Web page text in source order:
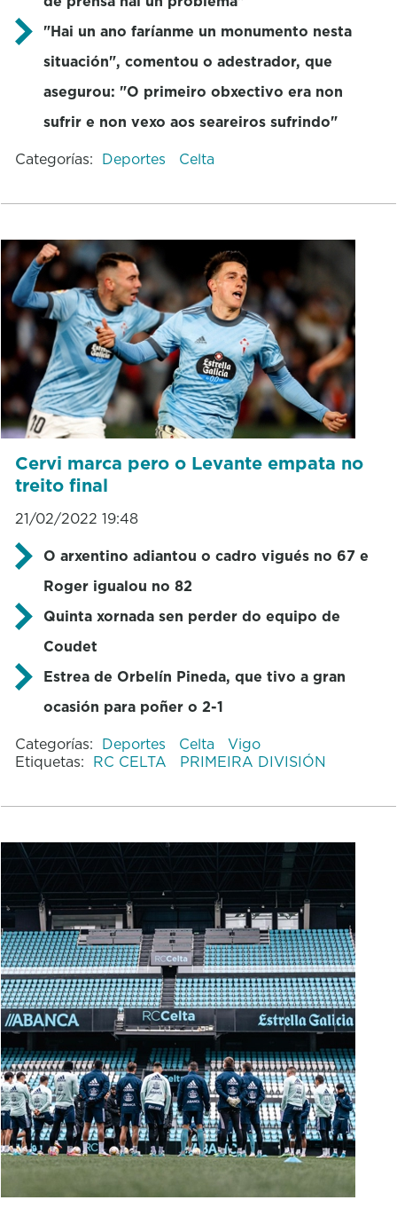
"Hai un ano faríanme un monumento nesta
situación", comentou o adestrador, que
asegurou: "O primeiro obxectivo era non
sufrir e non vexo aos seareiros sufrindo"
Categorías: Deportes Celta
Cervi marca pero o Levante empata no
treito final
21/02/2022 19:48
O arxentino adiantou o cadro vigués no 67 e
Roger igualou no 82
Quinta xornada sen perder do equipo de
Coudet
Estrea de Orbelín Pineda, que tivo a gran
ocasión para poñer o 2-1
Categorías: Deportes Celta
Vigo
Etiquetas: RC CELTA PRIMEIRA DIVISIÓN